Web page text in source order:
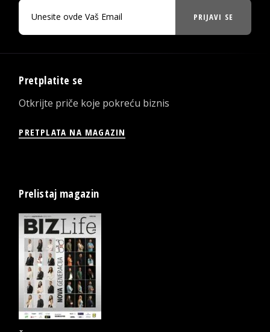
PRIJAVI SE
Pretplatite se
Otkrijte priče koje pokreću biznis
PRETPLATA NA MAGAZIN
Prelistaj magazin